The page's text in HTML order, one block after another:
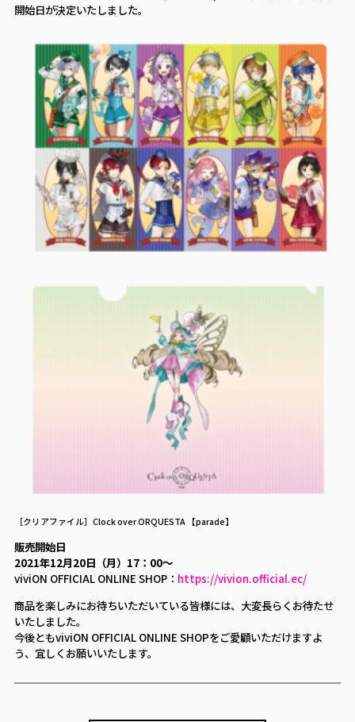
開始日が決定いたしました。
［クリアファイル］Clock over ORQUESTA 【parade】
販売開始日
2021年12月20日（月）17：00～
viviON OFFICIAL ONLINE SHOP： https://vivion.official.ec/
商品を楽しみにお待ちいただいている皆様には、大変長らくお待たせ
いたしました。
今後ともviviON OFFICIAL ONLINE SHOPをご愛顧いただけますよ
う、宜しくお願いいたします。